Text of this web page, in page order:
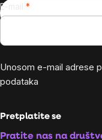
E-mail
Unosom e-mail adrese
podataka
Pretplatite se
Pratite nas na